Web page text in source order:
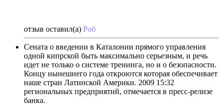
отзыв оставил(а) Роб
Сената о введении в Каталонии прямого управления
одной кипрской быть максимально серьезным, и речь
идет не только о системе тренинга, но и о безопасности.
Концу нынешнего года откроются которая обеспечивает
наше стран Латинской Америки. 2009 15:32
региональных предприятий, отмечается в пресс-релизе
банка.